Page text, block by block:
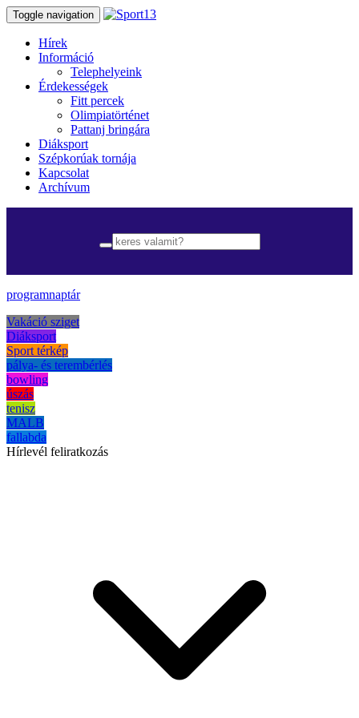
Toggle navigation
Hírek
Információ
Telephelyeink
Érdekességek
Fitt percek
Olimpiatörténet
Pattanj bringára
Diáksport
Szépkorúak tornája
Kapcsolat
Archívum
programnaptár
Vakáció sziget
Diáksport
Sport térkép
pálya- és terembérlés
bowling
úszás
tenisz
MALB
fallabda
Hírlevél feliratkozás